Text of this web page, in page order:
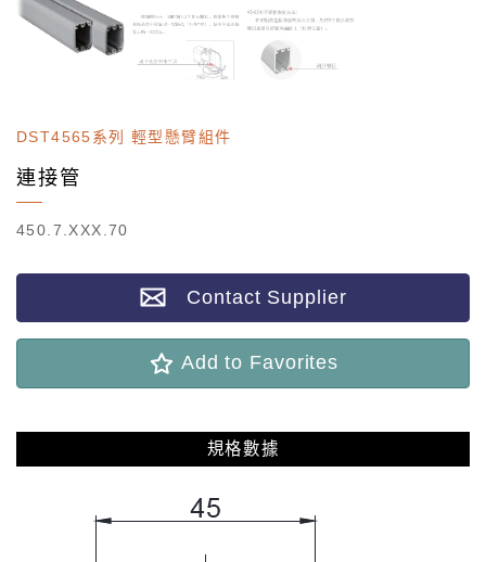
DST4565系列 輕型懸臂組件
連接管
450.7.XXX.70
Contact Supplier
Add to Favorites
規格數據